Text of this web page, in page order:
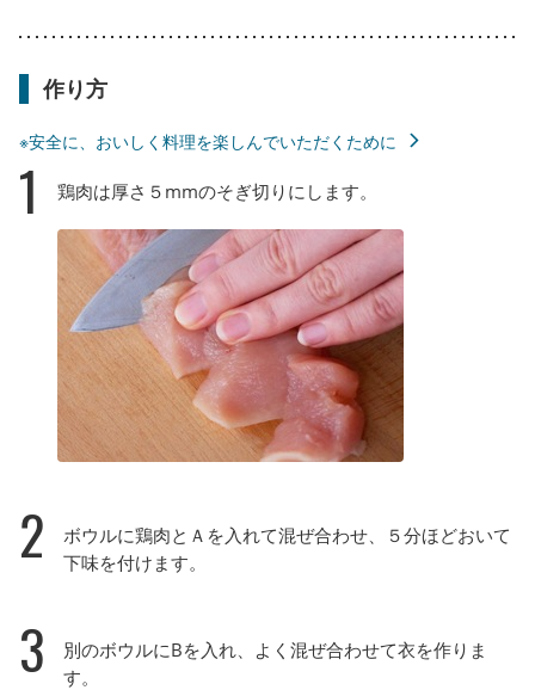
作り方
※安全に、おいしく料理を楽しんでいただくために
1 鶏肉は厚さ５mmのそぎ切りにします。
2
ボウルに鶏肉とＡを入れて混ぜ合わせ、５分ほどおいて
下味を付けます。
3
別のボウルにBを入れ、よく混ぜ合わせて衣を作りま
す。